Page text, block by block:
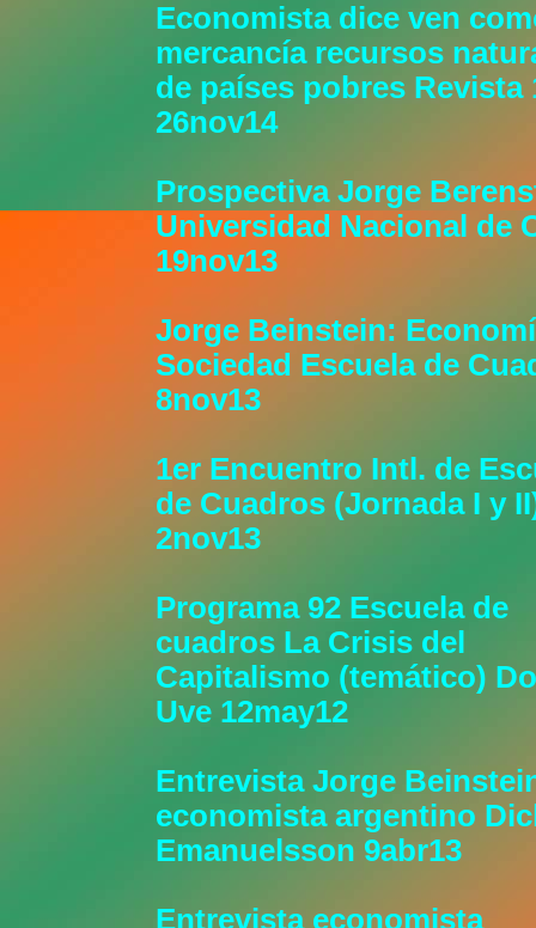
Economista dice ven
mercancía recursos
de países pobres Revista
26nov14
Prospectiva Jorge
Universidad Nacional de
19nov13
Jorge Beinstein:
Sociedad Escuela de
8nov13
1er Encuentro Intl. de
de Cuadros (Jornada I y
2nov13
Programa 92 Escuela de
cuadros La Crisis del
Capitalismo (temático)
Uve 12may12
Entrevista Jorge
economista argentino
Emanuelsson 9abr13
Entrevista economista